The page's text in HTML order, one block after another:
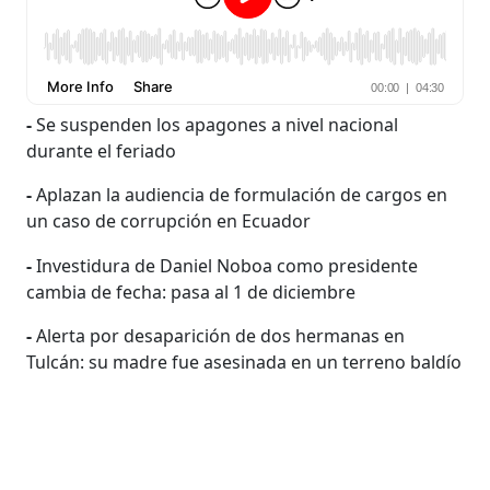
-Se suspenden los apagones a nivel nacional
durante el feriado
-Aplazan la audiencia de formulación de cargos en
un caso de corrupción en Ecuador
-Investidura de Daniel Noboa como presidente
cambia de fecha: pasa al 1 de diciembre
-Alerta por desaparición de dos hermanas en
Tulcán: su madre fue asesinada en un terreno baldío